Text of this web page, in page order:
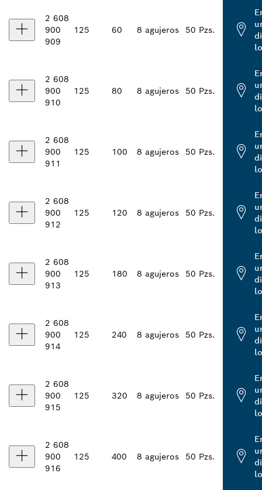
2 608
900
909
125 60 8 agujeros 50 Pzs.
2 608
900
910
125 80 8 agujeros 50 Pzs.
2 608
900
911
125 100 8 agujeros 50 Pzs.
2 608
900
912
125 120 8 agujeros 50 Pzs.
2 608
900
913
125 180 8 agujeros 50 Pzs.
2 608
900
914
125 240 8 agujeros 50 Pzs.
2 608
900
915
125 320 8 agujeros 50 Pzs.
2 608
900
916
125 400 8 agujeros 50 Pzs.